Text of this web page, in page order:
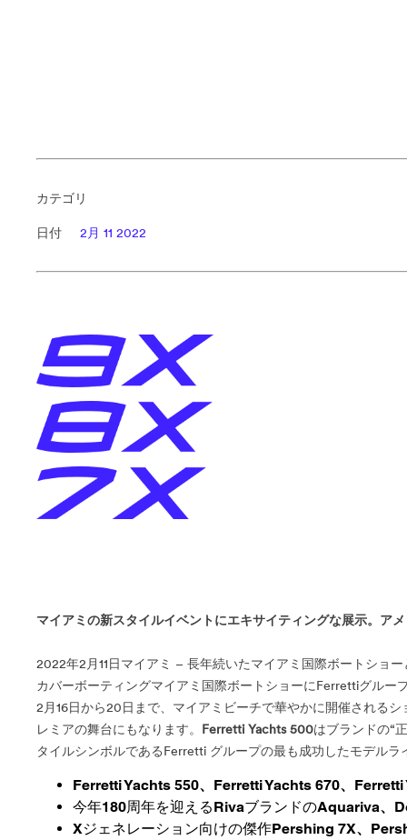
カテゴリ
日付 2月 11 2022
マイアミの新スタイルイベントにエキサイティングな展示。ア
2022年2月11日マイアミ – 長年続いたマイアミ国際ボートショ
カバーボーティングマイアミ国際ボートショーにFerrettiグルー
2月16日から20日まで、マイアミビーチで華やかに開催されるシ
レミアの舞台にもなります。 Ferretti Yachts 500はブランドの“
タイルシンボルであるFerretti グループの最も成功したモデルラ
Ferretti Yachts 550、Ferretti Yachts 670、Ferretti
今年180周年を迎えるRivaブランドのAquariva、
Xジェネレーション向けの傑作Pershing 7X、